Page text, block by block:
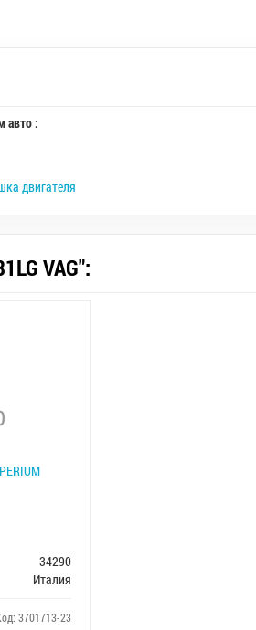
авто :
двигателя
VAG":
34290
Италия
3701713-23